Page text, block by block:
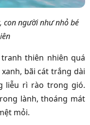
con người như nhỏ bé
thiên nhiên quá
bãi cát trắng dài
liễu rì rào trong gió.
lành, thoáng mát
mỏi.